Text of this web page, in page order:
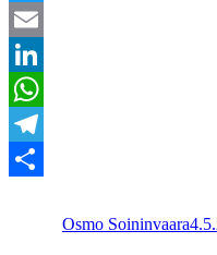
Twitter
Email
LinkedIn
WhatsApp
Telegram
Osmo Soininvaara